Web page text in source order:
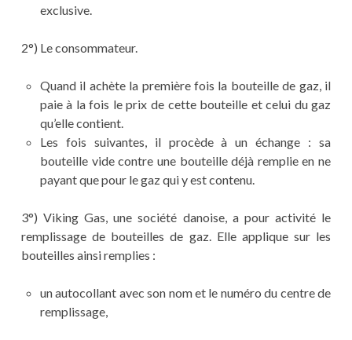
exclusive.
2°) Le consommateur.
Quand il achète la première fois la bouteille de gaz, il
paie à la fois le prix de cette bouteille et celui du gaz
qu’elle contient.
Les fois suivantes, il procède à un échange : sa
bouteille vide contre une bouteille déjà remplie en ne
payant que pour le gaz qui y est contenu.
3°) Viking Gas, une société danoise, a pour activité le
remplissage de bouteilles de gaz. Elle applique sur les
bouteilles ainsi remplies :
un autocollant avec son nom et le numéro du centre de
remplissage,